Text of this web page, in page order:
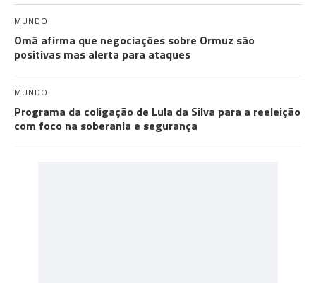
MUNDO
Omã afirma que negociações sobre Ormuz são
positivas mas alerta para ataques
MUNDO
Programa da coligação de Lula da Silva para a reeleição
com foco na soberania e segurança